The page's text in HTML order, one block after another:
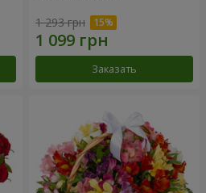
1 293 грн
Заказать